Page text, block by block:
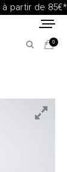
à partir de 85€*
0